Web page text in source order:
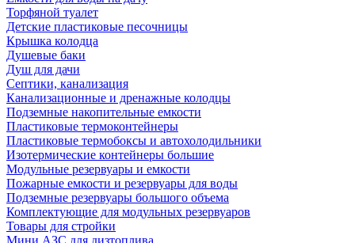
Торфяной туалет
Детские пластиковые песочницы
Крышка колодца
Душевые баки
Душ для дачи
Септики, канализация
Канализационные и дренажные колодцы
Подземные накопительные емкости
Пластиковые термоконтейнеры
Пластиковые термобоксы и автохолодильники
Изотермические контейнеры большие
Модульные резервуары и емкости
Пожарные емкости и резервуары для воды
Подземные резервуары большого объема
Комплектующие для модульных резервуаров
Товары для стройки
Мини АЗС для дизтоплива